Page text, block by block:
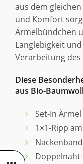
aus dem
und Komfort
Ärmelbündchen
Langlebigkeit
Verarbeitung des
Diese
aus Bio-
Set-In Ärmel
1×1-Ripp